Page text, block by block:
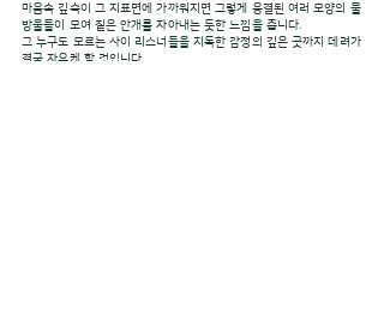
마음속 깊숙이 그 지표면에 가까워지면 그렇게 응결된 여러 모양의 물
방울들이 모여 짙은 안개를 자아내는 듯한 느낌을 줍니다.
그 누구도 모르는 사이 리스너들을 지독한 감정의 깊은 곳까지 데려가
결국 자유케 할 것입니다.